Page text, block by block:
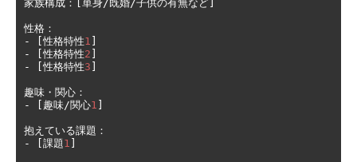
家族構成：[単身/既婚/子供の有無など]
性格：
-
[性格特性1
-
[性格特性2
-
[性格特性3
趣味・関心：
-
[趣味/関心1
抱えている課題：
-
[課題1